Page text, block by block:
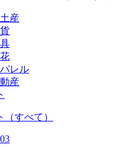
産
レル
産
（すべて）